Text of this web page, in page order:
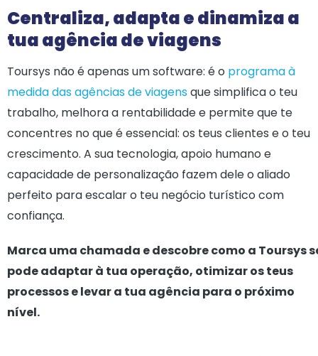
Centraliza, adapta e dinamiza a
tua agência de viagens
Toursys não é apenas um software: é o programa à
medida das agências de viagensque simplifica o teu
trabalho, melhora a rentabilidade e permite que te
concentres no que é essencial: os teus clientes e o teu
crescimento. A sua tecnologia, apoio humano e
capacidade de personalização fazem dele o aliado
perfeito para escalar o teu negócio turístico com
confiança.
Marca uma chamada e descobre como a Toursys
pode adaptar à tua operação, otimizar os teus
processos e levar a tua agência para o próximo
nível.